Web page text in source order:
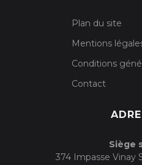
Plan du site
Mentions
Conditions
Contact
Siège
374 Impasse Vinay